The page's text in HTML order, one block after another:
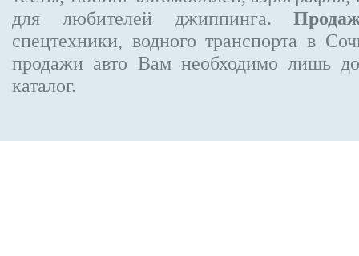
для любителей джиппинга.
спецтехники, водного транспорта в
продажи авто Вам необходимо лишь
каталог.